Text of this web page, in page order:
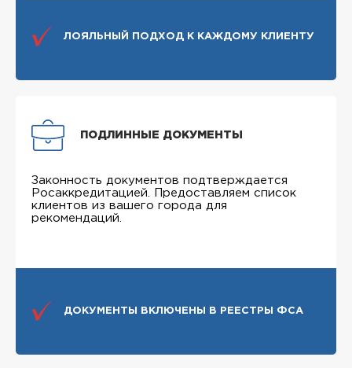
ЛОЯЛЬНЫЙ ПОДХОД К КАЖДОМУ КЛИЕНТУ
ПОДЛИННЫЕ ДОКУМЕНТЫ
Законность документов подтверждается
Росаккредитацией. Предоставляем список
клиентов из вашего города для
рекомендаций.
ДОКУМЕНТЫ ВКЛЮЧЕНЫ В РЕЕСТРЫ ФСА